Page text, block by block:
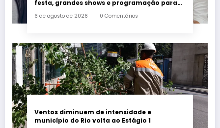
festa, grandes shows e programação para
6 de agosto de 2026 0 Comentários
Ventos diminuem de intensidade e
município do Rio volta ao Estágio 1